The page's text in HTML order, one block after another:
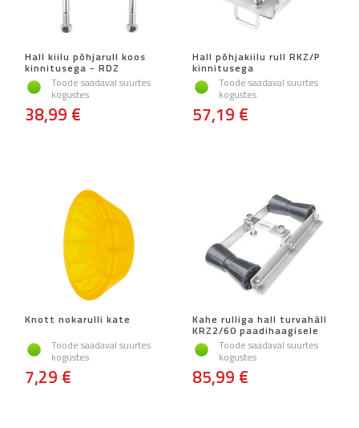
Hall kiilu põhjarull koos
kinnitusega - RDZ
Toode saadaval suurtes
kogustes
38,99 €
Hall põhjakiilu rull RKZ/P
kinnitusega
Toode saadaval suurtes
kogustes
57,19 €
Knott nokarulli kate
Toode saadaval suurtes
kogustes
7,29 €
Kahe rulliga hall turvahäll
KRZ2/60 paadihaagisele
Toode saadaval suurtes
kogustes
85,99 €